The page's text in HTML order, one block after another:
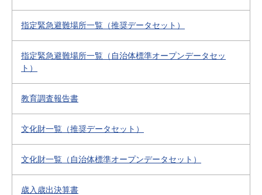
指定緊急避難場所一覧（推奨データセット）
指定緊急避難場所一覧（自治体標準オープンデータセッ
ト）
教育調査報告書
文化財一覧（推奨データセット）
文化財一覧（自治体標準オープンデータセット）
歳入歳出決算書